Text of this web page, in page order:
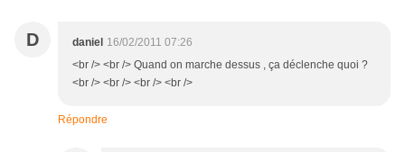
D daniel 16/02/2011 07:26
<br /> <br /> Quand on marche dessus , ça déclenche quoi ?
<br /> <br /> <br /> <br />
Répondre